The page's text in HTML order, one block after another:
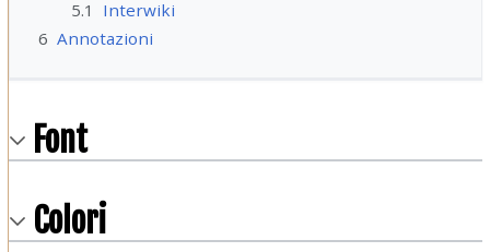
5.1
Interwiki
6 Annotazioni
Font
Colori